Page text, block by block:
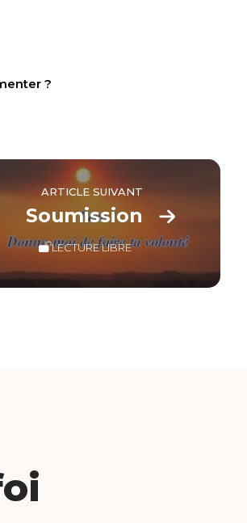
?
ARTICLE SUIVANT
Soumission
LECTURE LIBRE